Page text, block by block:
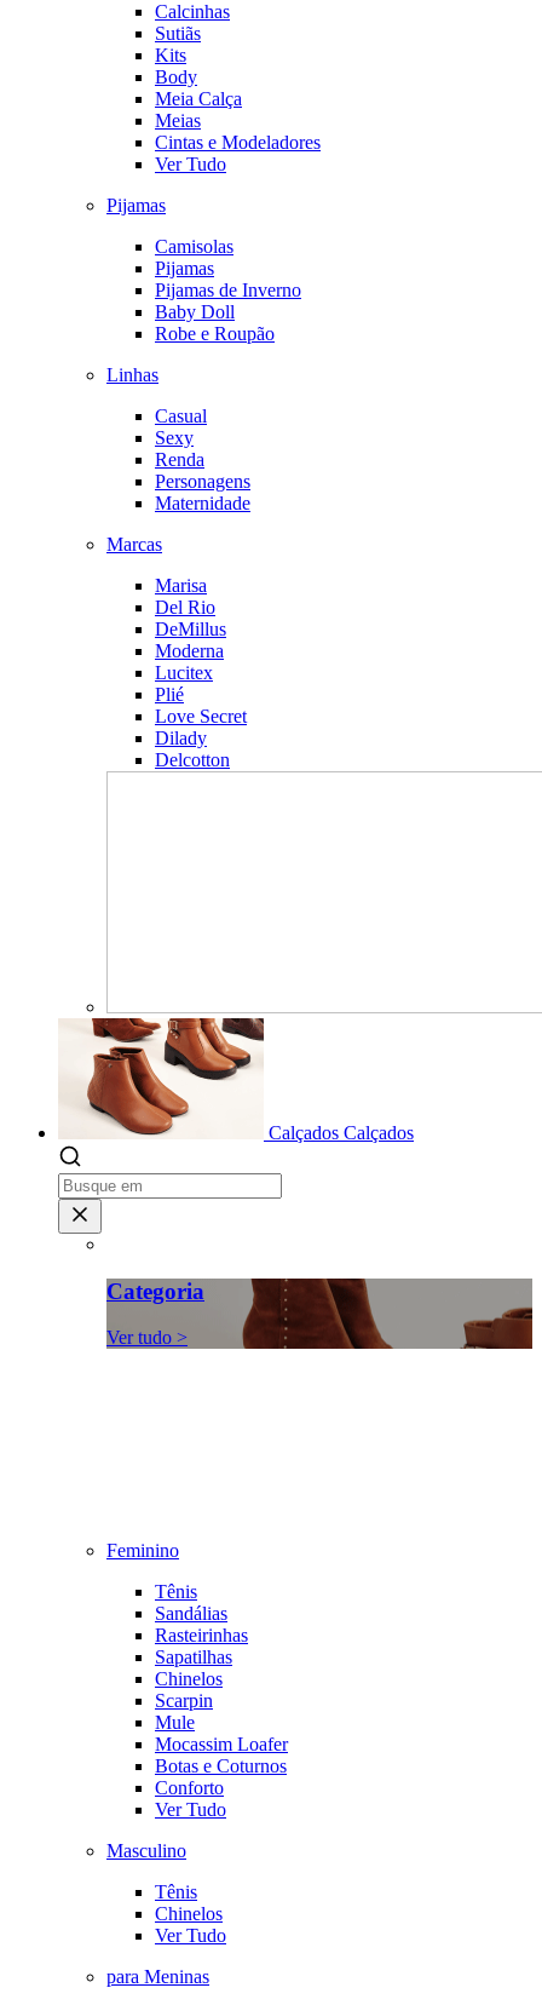
Calcinhas
Sutiãs
Kits
Body
Meia Calça
Meias
Cintas e Modeladores
Ver Tudo
Pijamas
Camisolas
Pijamas
Pijamas de Inverno
Baby Doll
Robe e Roupão
Linhas
Casual
Sexy
Renda
Personagens
Maternidade
Marcas
Marisa
Del Rio
DeMillus
Moderna
Lucitex
Plié
Love Secret
Dilady
Delcotton
Calçados Calçados
Categoria
Ver tudo >
Feminino
Tênis
Sandálias
Rasteirinhas
Sapatilhas
Chinelos
Scarpin
Mule
Mocassim Loafer
Botas e Coturnos
Conforto
Ver Tudo
Masculino
Tênis
Chinelos
Ver Tudo
para Meninas